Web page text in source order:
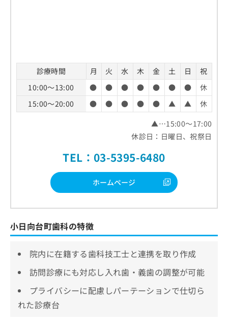
診療時間 月 火 水 木 金 土 日
祝
10:00～13:00
● ● ● ● ● ● ●
休
15:00～20:00
● ● ● ● ● ▲ ▲
休
▲…15:00～17:00
休診日：日曜日、祝祭日
TEL：03-5395-6480
ホームページ
小日向台町歯科の特徴
院内に在籍する歯科技工士と連携を取り作成
訪問診療にも対応し入れ歯・義歯の調整が可能
プライバシーに配慮しパーテーションで仕切ら
れた診療台